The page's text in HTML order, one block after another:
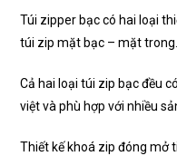
Túi zipper bạc có hai loại
túi zip mặt bạc – mặt trong.
Cả hai loại túi zip bạc đều
việt và phù hợp với nhiều
Thiết kế khoá zip đóng mở